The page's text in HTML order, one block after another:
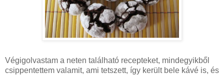
Végigolvastam a neten található recepteket, mindegyikből
csippentettem valamit, ami tetszett, így került bele kávé is, és